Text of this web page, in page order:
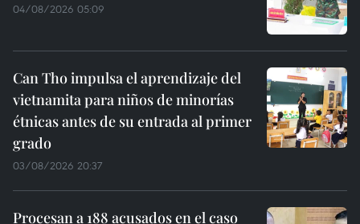
04/08/2026 05:09
Can Tho impulsa el aprendizaje del
vietnamita para niños de minorías
étnicas antes de su entrada al primer
grado
03/08/2026 20:37
Procesan a 188 acusados en el caso